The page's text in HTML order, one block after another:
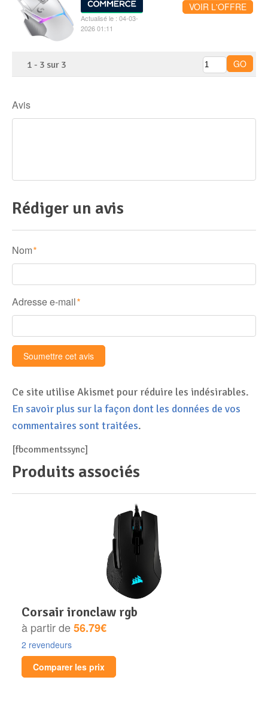
Actualisé le : 04-03-
2026 01:11
VOIR L'OFFRE
1 - 3 sur 3
Avis
Rédiger un avis
Nom *
Adresse e-mail *
Ce site utilise Akismet pour réduire les indésirables.
En savoir plus sur la façon dont les données de vos
commentaires sont traitées.
[fbcommentssync]
Produits associés
corsair ironclaw rgb
à partir de56.79€
2 revendeurs
Comparer les prix